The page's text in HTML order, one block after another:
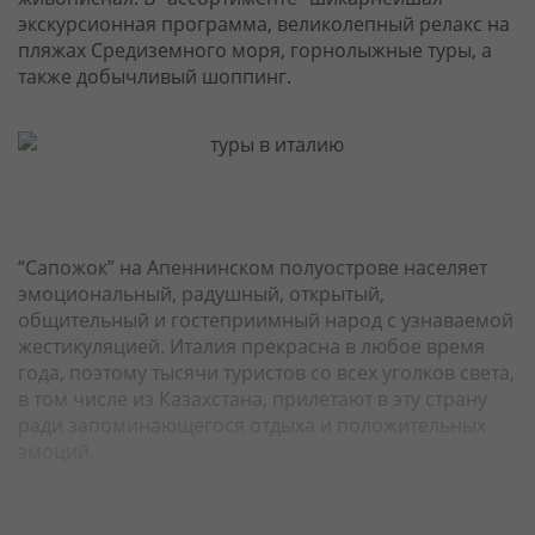
экскурсионная программа, великолепный релакс на
пляжах Средиземного моря, горнолыжные туры, а
также добычливый шоппинг.
“Сапожок” на Апеннинском полуострове населяет
эмоциональный, радушный, открытый,
общительный и гостеприимный народ с узнаваемой
жестикуляцией. Италия прекрасна в любое время
года, поэтому тысячи туристов со всех уголков света,
в том числе из Казахстана, прилетают в эту страну